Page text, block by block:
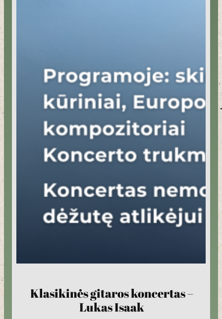
Klasikinės gitaros koncertas –
Lukas Isaak